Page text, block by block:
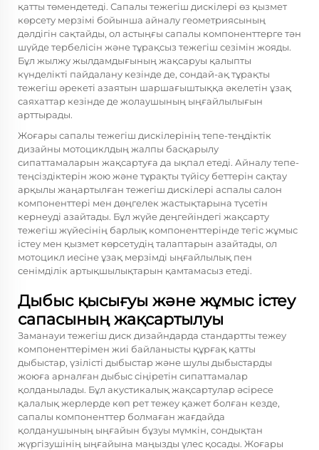
қатты төмендетеді. Сапалы тежегіш дискілері өз қызмет
көрсету мерзімі бойынша айналу геометриясының
дәлдігін сақтайды, ол астыңғы сапалы компоненттерге тән
шүйде тербелісін және тұрақсыз тежегіш сезімін жояды.
Бұл жылжу жылдамдығының жақсаруы қалыпты
күнделікті пайдалану кезінде де, сондай-ақ тұрақты
тежегіш әрекеті азаятын шаршағыштыққа әкелетін ұзақ
саяхаттар кезінде де жолаушының ыңғайлылығын
арттырады.
Жоғары сапалы тежегіш дискілерінің тепе-теңдіктік
дизайны мотоциклдың жалпы басқарылу
сипаттамаларын жақсартуға да ықпал етеді. Айналу тепе-
теңсіздіктерін жою және тұрақты түйісу беттерін сақтау
арқылы жаңартылған тежегіш дискілері аспалы салон
компоненттері мен дөңгелек жастықтарына түсетін
кернеуді азайтады. Бұл жүйе деңгейіндегі жақсарту
тежегіш жүйесінің барлық компоненттерінде тегіс жұмыс
істеу мен қызмет көрсетудің талаптарын азайтады, ол
мотоцикл иесіне ұзақ мерзімді ыңғайлылық пен
сенімділік артықшылықтарын қамтамасыз етеді.
Дыбыс қысығуы және жұмыс істеу
сапасының жақсартылуы
Заманауи тежегіш диск дизайндарда стандартты тежеу
компоненттерімен жиі байланысты құрғақ қатты
дыбыстар, үзілісті дыбыстар және шулы дыбыстарды
жоюға арналған дыбыс сіңіретін сипаттамалар
қолданылады. Бұл акустикалық жақсартулар әсіресе
қалалық жерлерде көп рет тежеу қажет болған кезде,
сапалы компоненттер болмаған жағдайда
қолданушының ыңғайын бұзуы мүмкін, сондықтан
жүргізушінің ыңғайына маңызды үлес қосады. Жоғары